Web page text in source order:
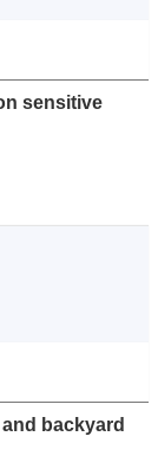
sensitive
backyard